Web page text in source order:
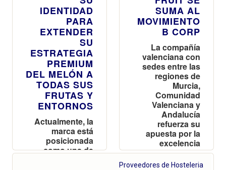
IDENTIDAD
PARA
EXTENDER
SU
ESTRATEGIA
PREMIUM
DEL MELÓN A
TODAS SUS
FRUTAS Y
ENTORNOS
Actualmente, la
marca está
posicionada
como una de
SUMA AL
MOVIMIENTO
B CORP
La compañía
valenciana con
sedes entre las
regiones de
Murcia,
Comunidad
Valenciana y
Andalucía
refuerza su
apuesta por la
excelencia
empresarial y
consolida su
Proveedores de Hosteleria